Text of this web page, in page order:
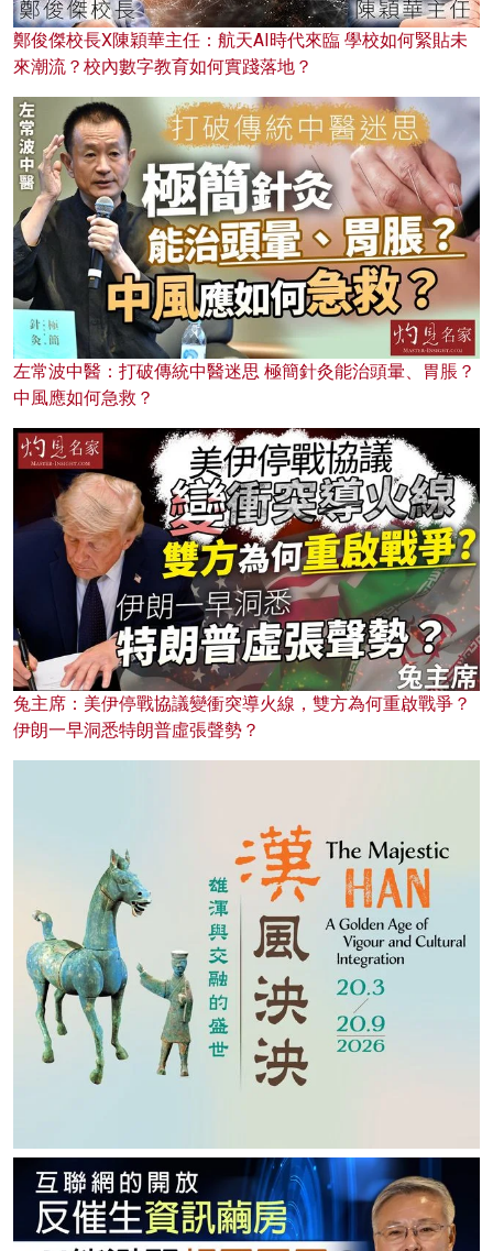
鄭俊傑校長X陳穎華主任：航天AI時代來臨 學校如何緊貼未
來潮流？校內數字教育如何實踐落地？
左常波中醫：打破傳統中醫迷思 極簡針灸能治頭暈、胃脹？
中風應如何急救？
兔主席：美伊停戰協議變衝突導火線，雙方為何重啟戰爭？
伊朗一早洞悉特朗普虛張聲勢？